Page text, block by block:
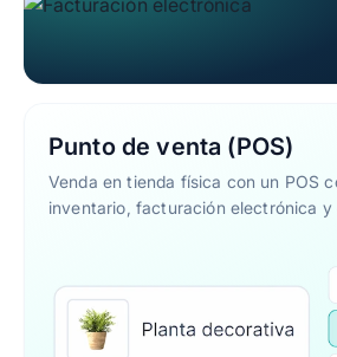
Punto de venta (POS)
Venda en tienda física con un POS
inventario, facturación electrónica y